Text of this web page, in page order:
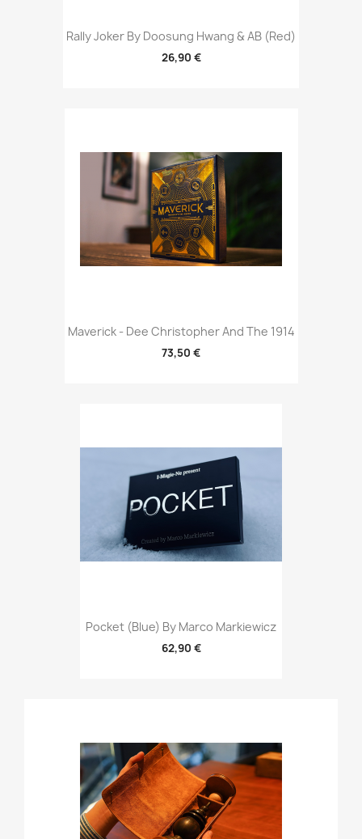
Rally Joker By Doosung Hwang & AB (Red)
26,90 €
Maverick - Dee Christopher And The 1914
73,50 €
Pocket (Blue) By Marco Markiewicz
62,90 €